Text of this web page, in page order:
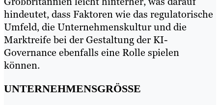
hindeutet, dass Faktoren wie das regulatorische
Umfeld, die Unternehmenskultur und die
Marktreife bei der Gestaltung der KI-
Governance ebenfalls eine Rolle spielen
können.
UNTERNEHMENSGRÖSSE